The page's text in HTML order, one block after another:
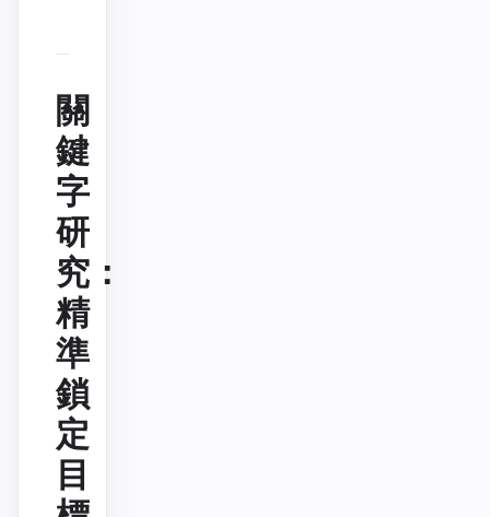
關
鍵
字
研
究：
精
準
鎖
定
目